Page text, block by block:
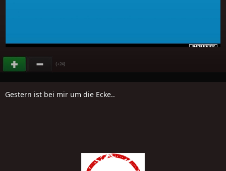
(+24)
Gestern ist bei mir um die Ecke..